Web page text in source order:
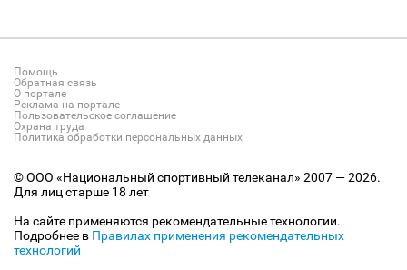
Помощь
Обратная связь
О портале
Реклама на портале
Пользовательское соглашение
Охрана труда
Политика обработки персональных данных
© ООО «Национальный спортивный телеканал» 2007 — 2026.
Для лиц старше 18 лет
На сайте применяются рекомендательные технологии.
Подробнее в Правилах применения рекомендательных
технологий